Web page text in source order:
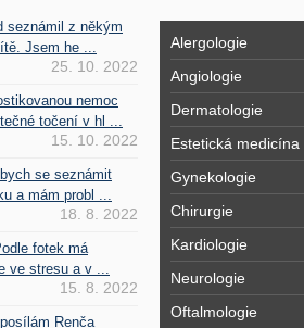
seznámil z někým
Jsem he ...
25. 10. 2022
nemoc
točení v hl ...
15. 10. 2022
se seznámit
a mám probl ...
18. 8. 2022
fotek má
ve stresu a v ...
15. 8. 2022
Renča
Alergologie
Angiologie
Dermatologie
Estetická medicína
Gynekologie
Chirurgie
Kardiologie
Neurologie
Oftalmologie